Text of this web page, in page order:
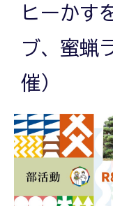
ヒーかす
ブ、蜜蝋
催）